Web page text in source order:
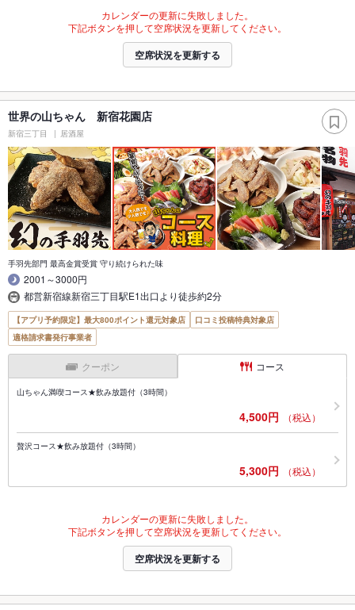
カレンダーの更新に失敗しました。
下記ボタンを押して空席状況を更新してください。
空席状況を更新する
世界の山ちゃん 新宿花園店
新宿三丁目 居酒屋
手羽先部門 最高金賞受賞 守り続けられた味
2001～3000円
都営新宿線新宿三丁目駅E1出口より徒歩約2分
【アプリ予約限定】最大800ポイント還元対象店
口コミ投稿特典対象店
適格請求書発行事業者
クーポン コース
山ちゃん満喫コース★飲み放題付（3時間）
4,500円 （税込）
贅沢コース★飲み放題付（3時間）
5,300円 （税込）
カレンダーの更新に失敗しました。
下記ボタンを押して空席状況を更新してください。
空席状況を更新する